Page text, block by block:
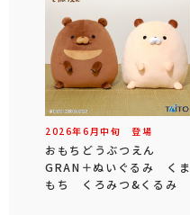
2026年6 月中旬 登場
おもちどうぶつえん
GRAN＋ぬいぐるみ くま
もち くろみつ&くるみ